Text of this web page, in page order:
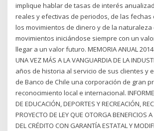
implique hablar de tasas de interés
reales y efectivas de periodos, de las fechas
los movimientos de dinero y de la naturaleza
movimientos iniciándose siempre con un
llegar a un valor futuro. MEMORIA ANUAL 2014
UNA VEZ MÁS A LA VANGUARDIA DE LA
años de historia al servicio de sus clientes y
de Banco de Chile una corporación de gran
reconocimiento local e internacional. INFORME
DE EDUCACIÓN, DEPORTES Y RECREACIÓN,
PROYECTO DE LEY QUE OTORGA BENEFICIOS
DEL CRÉDITO CON GARANTÍA ESTATAL Y